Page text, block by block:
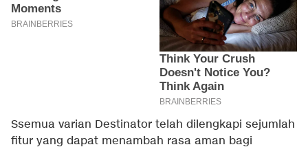
Ssemua varian Destinator telah dilengkapi sejumlah
fitur yang dapat menambah rasa aman bagi